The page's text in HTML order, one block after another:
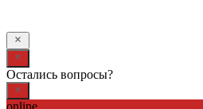
Остались вопросы?
online